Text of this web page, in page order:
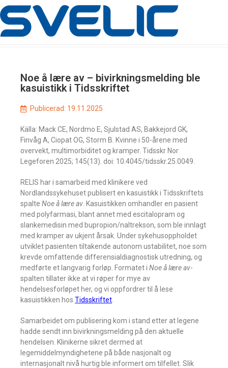
Noe å lære av – bivirkningsmelding ble
kasuistikk i Tidsskriftet
Publicerad: 19.11.2025
Källa: Mack CE, Nordmo E, Sjulstad AS, Bakkejord GK,
Finvåg A, Ciopat OG, Storm B. Kvinne i 50-årene med
overvekt, multimorbiditet og kramper. Tidsskr Nor
Legeforen 2025; 145(13). doi: 10.4045/tidsskr.25.0049.
RELIS har i samarbeid med klinikere ved
Nordlandssykehuset publisert en kasuistikk i Tidsskriftets
spalte Noe å lære av . Kasuistikken omhandler en pasient
med polyfarmasi, blant annet med escitalopram og
slankemedisin med bupropion/naltrekson, som ble innlagt
med kramper av ukjent årsak. Under sykehusoppholdet
utviklet pasienten tiltakende autonom ustabilitet, noe som
krevde omfattende differensialdiagnostisk utredning, og
medførte et langvarig forløp. Formatet i Noe å lære av-
spalten tillater ikke at vi røper for mye av
hendelsesforløpet her, og vi oppfordrer til å lese
kasuistikken hos Tidsskriftet
Samarbeidet om publisering kom i stand etter at legene
hadde sendt inn bivirkningsmelding på den aktuelle
hendelsen. Klinikerne sikret dermed at
legemiddelmyndighetene på både nasjonalt og
internasjonalt nivå hurtig ble informert om tilfellet. Slik